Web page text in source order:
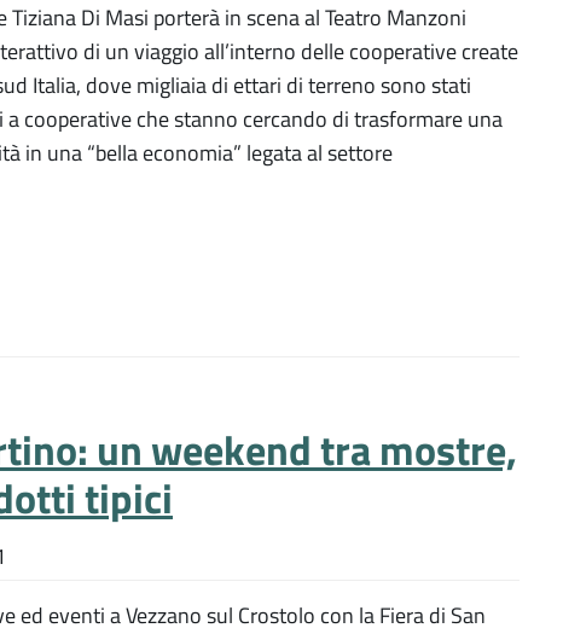
Tiziana Di Masi porterà in scena al Teatro Manzoni
di un viaggio all’interno delle cooperative create
Italia, dove migliaia di ettari di terreno sono stati
cooperative che stanno cercando di trasformare una
in una “bella economia” legata al settore
un weekend tra mostre,
tipici
ed eventi a Vezzano sul Crostolo con la Fiera di San